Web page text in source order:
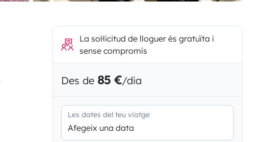
La sol·licitud de lloguer és gratuïta i
sense compromís
Des de 85 €/dia
Les dates del teu viatge
Afegeix una data